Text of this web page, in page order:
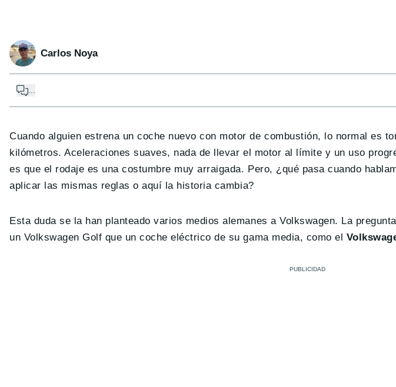
Carlos Noya
...
Cuando alguien estrena un coche nuevo con motor de combustión, lo normal es
kilómetros. Aceleraciones suaves, nada de llevar el motor al límite y un uso
es que el rodaje es una costumbre muy arraigada. Pero, ¿qué pasa cuando
aplicar las mismas reglas o aquí la historia cambia?
Esta duda se la han planteado varios medios alemanes a Volkswagen. La
un Volkswagen Golf que un coche eléctrico de su gama media, como el